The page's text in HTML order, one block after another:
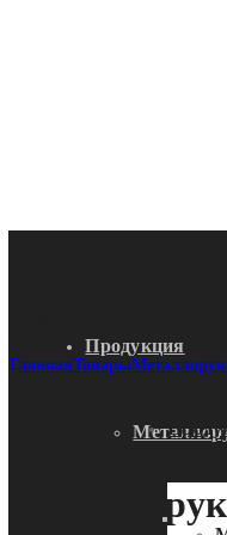
Продукция
ГлавнаяТовары